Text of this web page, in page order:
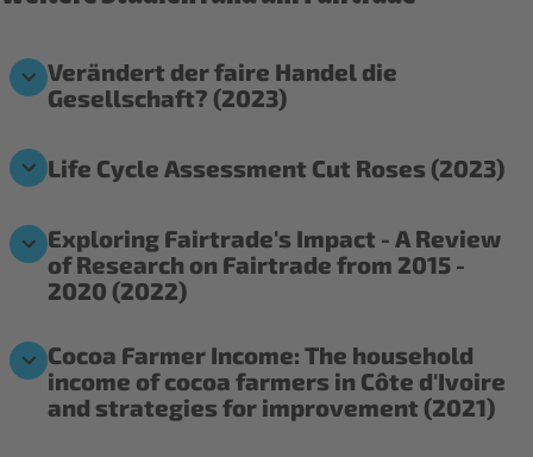
Verändert der faire Handel die
Gesellschaft? (2023)
Life Cycle Assessment Cut Roses (2023)
Exploring Fairtrade's Impact - A Review
of Research on Fairtrade from 2015 -
2020 (2022)
Cocoa Farmer Income: The household
income of cocoa farmers in Côte d'Ivoire
and strategies for improvement (2021)